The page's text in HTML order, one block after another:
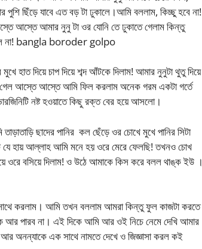
পুশি ছিঁড়ে যাবে এত বড় টা ঢুকালে।আমি বললাম, কিচ্ছু হবে না!
আস্তে আমার নুনু টা ওর যোনি তে ঢুকাতে গেলাম কিন্তু
না! bangla boroder golpo
হাত দিয়ে চাপ দিয়ে শব্দ আঁটকে দিলাম! আমার নুনুটা থুতু দিয়ে
গেল আস্তে আস্তে আমি ফিল করলাম অনেক গরম একটা গর্তে
নষ্ট হওয়াতে কিছু রক্ত বের হয়ে আসলো।
ছাদের পানির কল ছেঁড়ে ওর চোখে মুখে পানির সিটা
যে হায় আল্লাহ আমি মনে হয় ওরে মেরে ফেলছি! তখনও চোখ
ওরে বসিয়ে দিলাম! ও উঠে আমাকে কিস করে বলল থাঙ্ক ইউ ।
সাথে করলাম। আমি তখন বললাম আমরা কিন্তু ফুল কাজটা করতে
পারব না। এই দিকে আমি আর ওই নিচে নেমে দেখি আমার
অনন্যাকে এক সাথে নামতে দেখে ও জিজ্ঞাসা করল কই